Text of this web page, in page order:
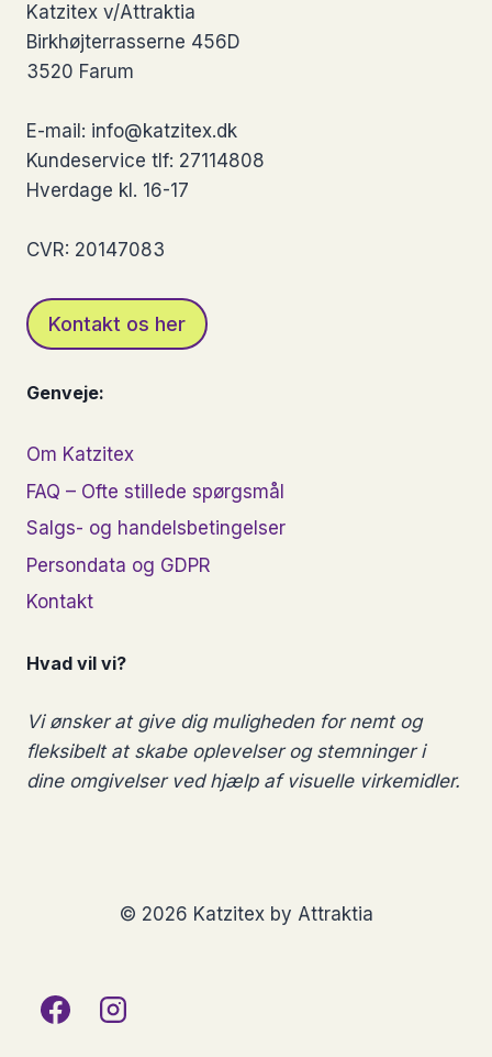
Mulighederne
kan
vælges
varesiden
Katzitex v/Attraktia
Birkhøjterrasserne 456D
3520 Farum
E-mail: info@katzitex.dk
Kundeservice tlf: 27114808
Hverdage kl. 16-17
CVR: 20147083
Kontakt os her
Genveje:
Om Katzitex
FAQ – Ofte stillede spørgsmål
Salgs- og handelsbetingelser
Persondata og GDPR
Kontakt
Hvad vil vi?
Vi ønsker at give dig muligheden for nemt og
fleksibelt at skabe oplevelser og stemninger i
dine omgivelser ved hjælp af visuelle virkemidler.
© 2026 Katzitex by Attraktia